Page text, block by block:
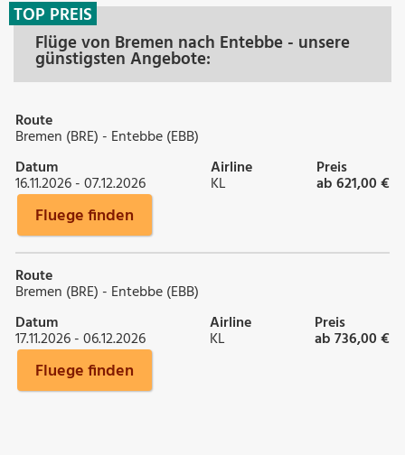
Flüge von Bremen nach Entebbe - unsere
günstigsten Angebote:
TOP PREIS
Route
Bremen (BRE) - Entebbe (EBB)
Datum
16.11.2026 - 07.12.2026
Airline
KL
Preis
ab 621,00 €
Fluege finden
Route
Bremen (BRE) - Entebbe (EBB)
Datum
17.11.2026 - 06.12.2026
Airline
KL
Preis
ab 736,00 €
Fluege finden